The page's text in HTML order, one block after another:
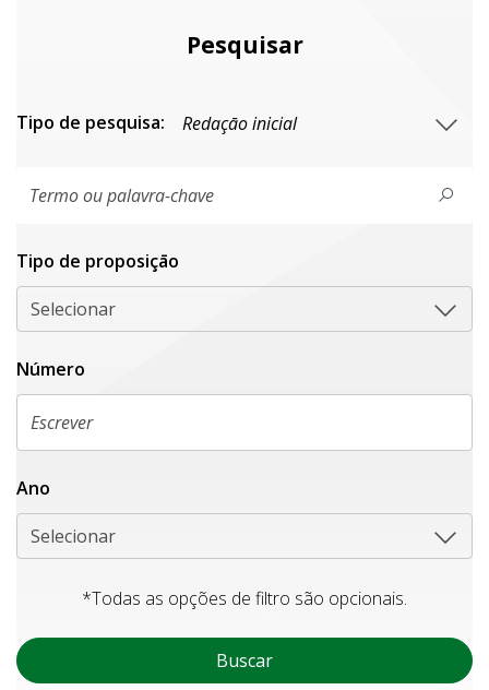
Pesquisar
Tipo de pesquisa:
Tipo de proposiçāo
Selecionar
Número
Ano
Selecionar
*Todas as opções de filtro são opcionais.
Buscar